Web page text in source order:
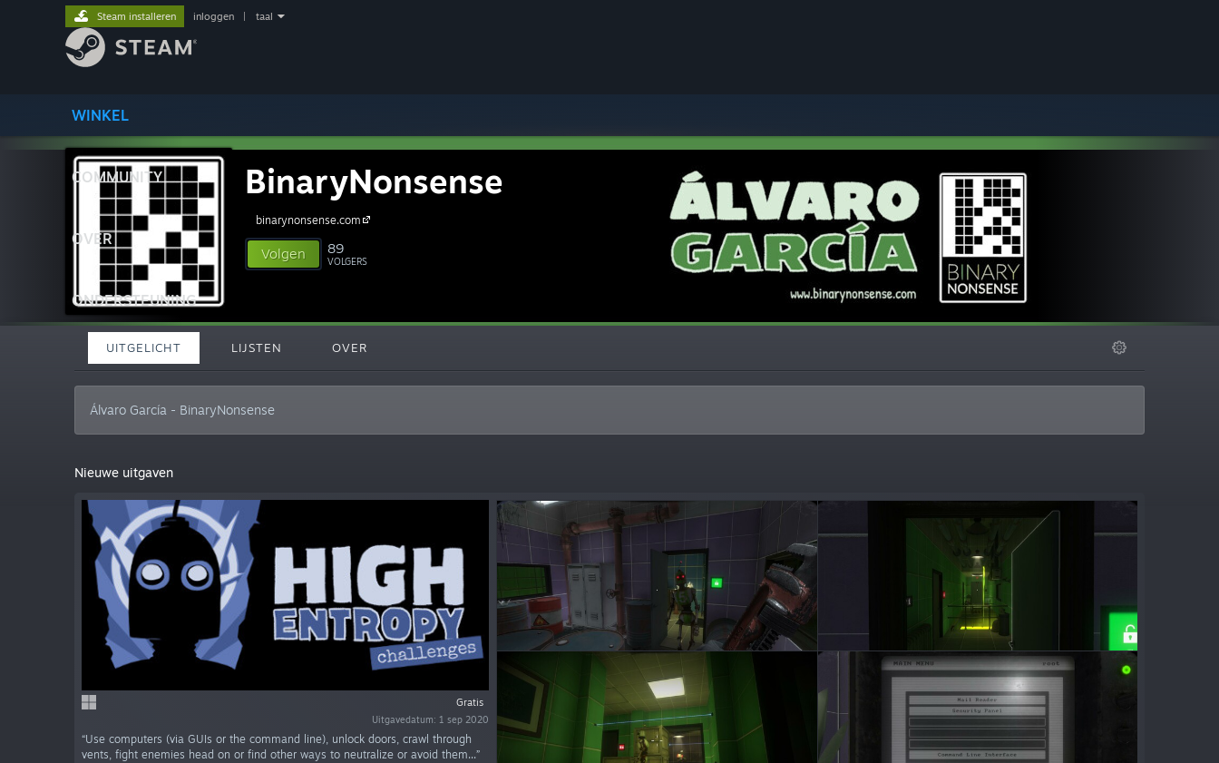
WINKEL
COMMUNITY
OVER
ONDERSTEUNING
Steam installeren inloggen taal
BinaryNonsense
binarynonsense.com
Volgen 89
VOLGERS
UITGELICHT LIJSTEN OVER
Álvaro García - BinaryNonsense
Nieuwe uitgaven
Gratis
Uitgavedatum: 1 sep 2020
“Use computers (via GUIs or the command line), unlock doors, crawl through
vents, fight enemies head on or find other ways to neutralize or avoid them...”